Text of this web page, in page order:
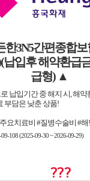
한3N5간편종합보
입후 해약환급
급형) ▲
납입기간 중 해지 시, 해
부담은 낮춘 상품!
요치료비 #질병수술비 #
108 (2025-09-30 ~ 2026-09-29)
???